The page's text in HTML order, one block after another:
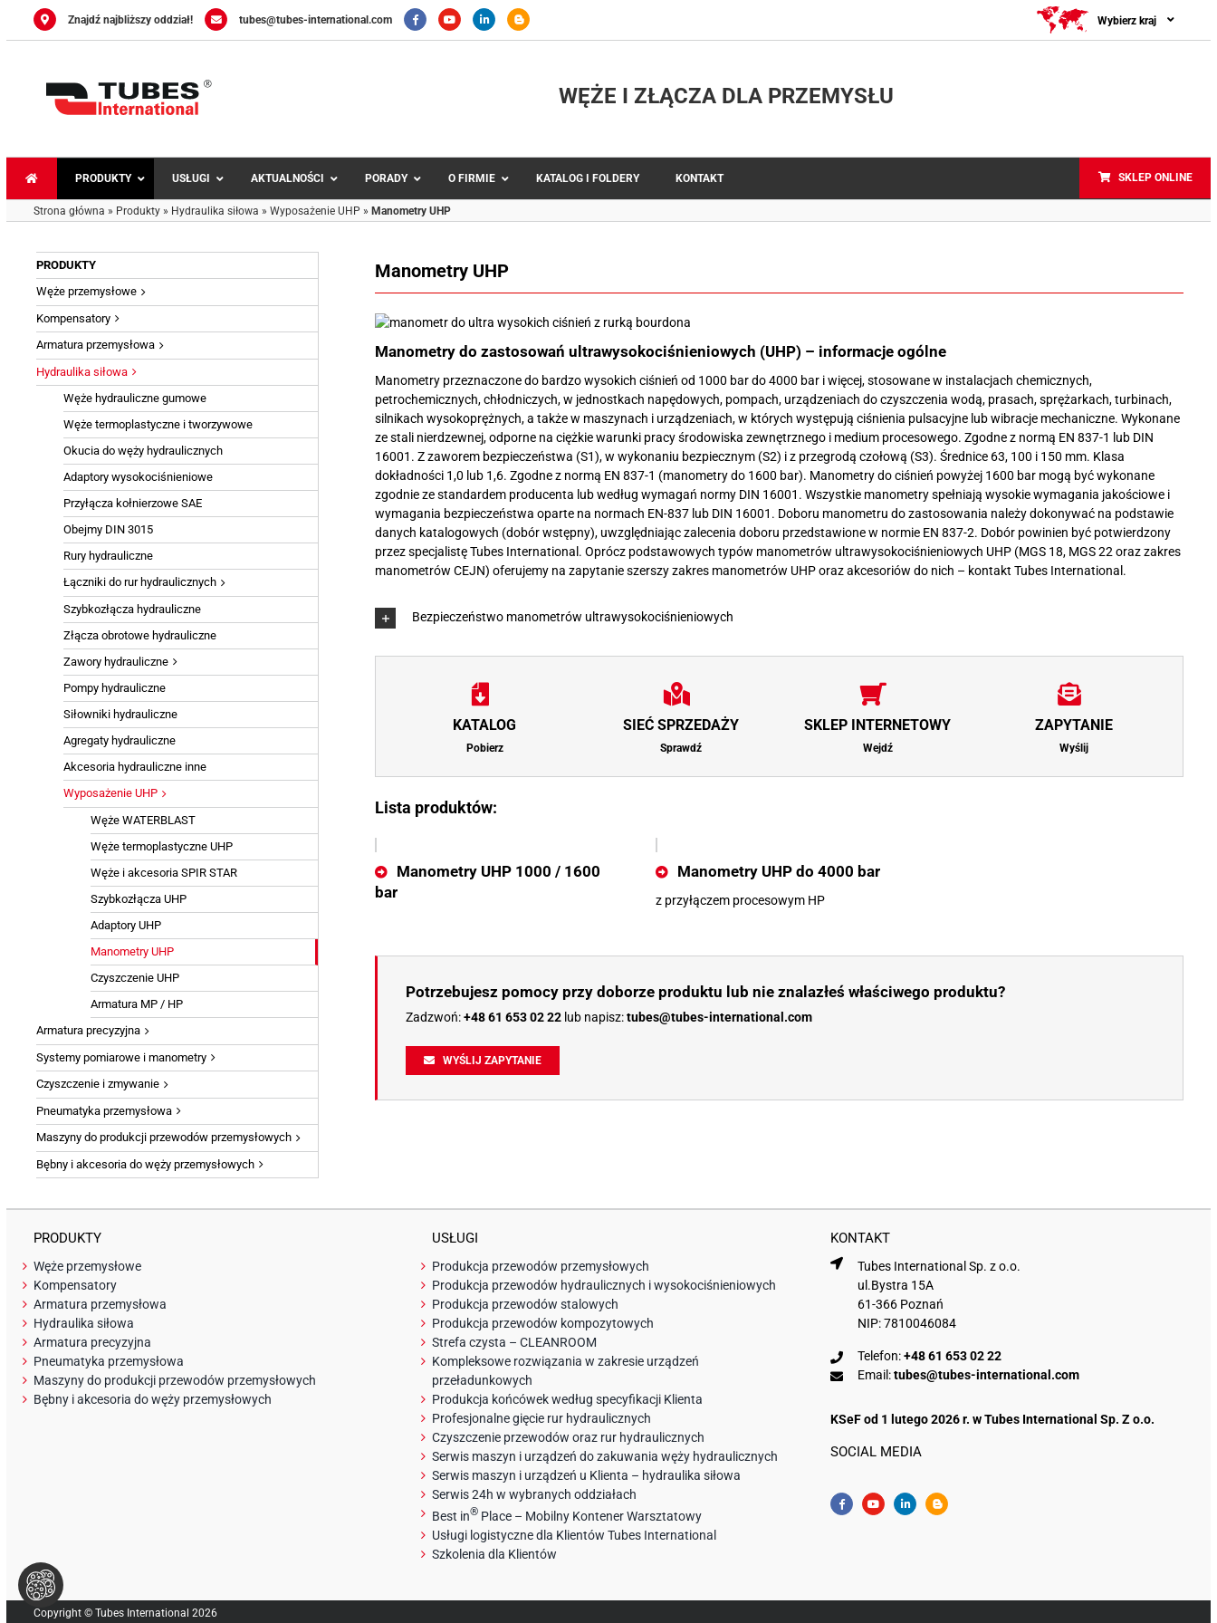
Przejdź
Znajdź najbliższy oddział! tubes@tubes-international.com Wybierz kraj
WĘŻE I ZŁĄCZA DLA PRZEMYSŁU
PRODUKTY
Węże uniwersalne
Węże do wody i powietrza
Węże do pary wodnej i końcówki
Węże do substancji spożywczych
Węże chemiczne
Węże do produktów ropopochodnych
Węże przesyłowe (do produktów stałych)
Węże i przewody do betonu i tynkowania
Węże odciągowe i wentylacyjne
Przewody kompozytowe
Węże metalowe i końcówki
Węże teflonowe i końcówki
Węże do pomp perystaltycznych
Węże podgrzewane
Węże pływajace i osprzęt
Węże do gazów i końcówki
Węże do klimatyzacji i końcówki
Węże hamulcowe i końcówki
USŁUGI AKTUALNOŚCI PORADY O FIRMIE KATALOG I FOLDERY KONTAKT SKLEP ONLINE
Strona główna » Produkty » Hydraulika siłowa » Wyposażenie UHP » Manometry UHP
Manometry UHP
Manometry do zastosowań ultrawysokociśnieniowych (UHP) – informacje ogólne
Manometry przeznaczone do bardzo wysokich ciśnień od 1000 bar do 4000 bar i więcej, stosowane w instalacjach chemicznych,
petrochemicznych, chłodniczych, w jednostkach napędowych, pompach, urządzeniach do czyszczenia wodą, prasach, sprężarkach, turbinach,
silnikach wysokoprężnych, a także w maszynach i urządzeniach, w których występują ciśnienia pulsacyjne lub wibracje mechaniczne. Wykonane
ze stali nierdzewnej, odporne na ciężkie warunki pracy środowiska zewnętrznego i medium procesowego. Zgodne z normą EN 837-1 lub DIN
16001. Z zaworem bezpieczeństwa (S1), w wykonaniu bezpiecznym (S2) i z przegrodą czołową (S3). Średnice 63, 100 i 150 mm. Klasa
dokładności 1,0 lub 1,6. Zgodne z normą EN 837-1 (manometry do 1600 bar). Manometry do ciśnień powyżej 1600 bar mogą być wykonane
zgodnie ze standardem producenta lub według wymagań normy DIN 16001. Wszystkie manometry spełniają wysokie wymagania jakościowe i
wymagania bezpieczeństwa oparte na normach EN-837 lub DIN 16001. Doboru manometru do zastosowania należy dokonywać na podstawie
danych katalogowych (dobór wstępny), uwzględniając zalecenia doboru przedstawione w normie EN 837-2. Dobór powinien być potwierdzony
przez specjalistę Tubes International. Oprócz podstawowych typów manometrów ultrawysokociśnieniowych UHP (MGS 18, MGS 22 oraz zakres
manometrów CEJN) oferujemy na zapytanie szerszy zakres manometrów UHP oraz akcesoriów do nich – kontakt Tubes International.
Bezpieczeństwo manometrów ultrawysokociśnieniowych
KATALOG
Pobierz
SIEĆ SPRZEDAŻY
Sprawdź
SKLEP INTERNETOWY
Wejdź
ZAPYTANIE
Wyślij
Lista produktów:
Manometry UHP 1000 / 1600
bar
Manometry UHP do 4000 bar
z przyłączem procesowym HP
Potrzebujesz pomocy przy doborze produktu lub nie znalazłeś właściwego produktu?
Zadzwoń:+48 61 653 02 22 lub napisz:tubes@tubes-international.com
WYŚLIJ ZAPYTANIE
PRODUKTY
Węże przemysłowe
Kompensatory
Armatura przemysłowa
Hydraulika siłowa
Węże hydrauliczne gumowe
Węże termoplastyczne i tworzywowe
Okucia do węży hydraulicznych
Adaptory wysokociśnieniowe
Przyłącza kołnierzowe SAE
Obejmy DIN 3015
Rury hydrauliczne
Łączniki do rur hydraulicznych
Szybkozłącza hydrauliczne
Złącza obrotowe hydrauliczne
Zawory hydrauliczne
Pompy hydrauliczne
Siłowniki hydrauliczne
Agregaty hydrauliczne
Akcesoria hydrauliczne inne
Wyposażenie UHP
Węże WATERBLAST
Węże termoplastyczne UHP
Węże i akcesoria SPIR STAR
Szybkozłącza UHP
Adaptory UHP
Manometry UHP
Czyszczenie UHP
Armatura MP / HP
Armatura precyzyjna
Systemy pomiarowe i manometry
Czyszczenie i zmywanie
Pneumatyka przemysłowa
Maszyny do produkcji przewodów przemysłowych
Bębny i akcesoria do węży przemysłowych
PRODUKTY USŁUGI KONTAKT
Węże przemysłowe
Kompensatory
Armatura przemysłowa
Hydraulika siłowa
Armatura precyzyjna
Pneumatyka przemysłowa
Maszyny do produkcji przewodów przemysłowych
Bębny i akcesoria do węży przemysłowych
Produkcja przewodów przemysłowych
Produkcja przewodów hydraulicznych i wysokociśnieniowych
Produkcja przewodów stalowych
Produkcja przewodów kompozytowych
Strefa czysta – CLEANROOM
Kompleksowe rozwiązania w zakresie urządzeń
przeładunkowych
Produkcja końcówek według specyfikacji Klienta
Profesjonalne gięcie rur hydraulicznych
Czyszczenie przewodów oraz rur hydraulicznych
Serwis maszyn i urządzeń do zakuwania węży hydraulicznych
Serwis maszyn i urządzeń u Klienta – hydraulika siłowa
Serwis 24h w wybranych oddziałach
Best in® Place – Mobilny Kontener Warsztatowy
Usługi logistyczne dla Klientów Tubes International
Szkolenia dla Klientów
Tubes International Sp. z o.o.
ul.Bystra 15A
61-366 Poznań
NIP: 7810046084
Telefon:+48 61 653 02 22
Email:tubes@tubes-international.com
KSeF od 1 lutego 2026 r. w Tubes International Sp. Z o.o.
SOCIAL MEDIA
Copyright © Tubes International 2026